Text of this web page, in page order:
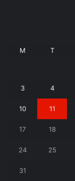
M T
3 4
10 11
17 18
24 25
31